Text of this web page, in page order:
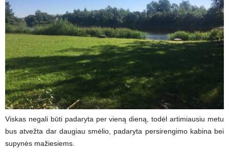
Viskas negali būti padaryta per vieną dieną, todėl artimiausiu metu
bus atvežta dar daugiau smėlio, padaryta persirengimo kabina bei
supynės mažiesiems.